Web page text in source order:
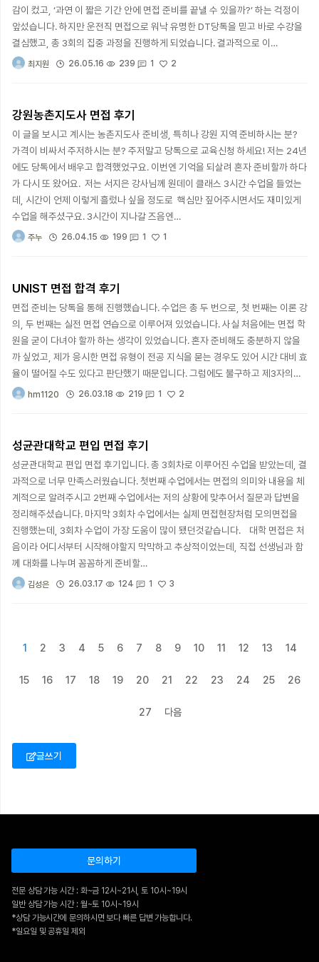
감이 컸고, ‘과연 이 짧은 기간 안에 면접 준비를 끝낼 수 있을까?’ 하는 걱정이
앞섰습니다. 하지만 운전직 면접으로 워낙 유명한 DT당톡을 믿고 바로 수강을
결심했고, 총 3회의 집중 과정을 진행하게 되었습니다. 결과적으로 이…
최지원 26.05.16 239 1 2
강원농촌지도사 면접 후기
이 글을 보시고 계시는 농촌지도사 준비생, 특히나 강원 지역 준비하시는 분?
가격이 비싸서 주저하시는 분? 주저말고 당톡으로 교육신청 하세요! 저는 24년
에도 당톡에서 배우고 합격했었구요. 이번엔 기억을 되살려 혼자 준비할까 하다
가 다시 또 왔어요. 저는 서지은 강사님께 원데이 클래스 3시간 수업을 들었는
데, 시간이 언제 이렇게 흘렀나 싶을 정도로 핵심만 짚어주시면서도 재미있게
수업을 해주셨구요. 3시간이 지나갈 즈음엔…
주누 26.04.15 199 1 1
UNIST 면접 합격 후기
면접 준비는 당톡을 통해 진행했습니다. 수업은 총 두 번으로, 첫 번째는 이론 강
의, 두 번째는 실전 면접 연습으로 이루어져 있었습니다. 사실 처음에는 면접 학
원을 굳이 다녀야 할까 하는 생각이 있었습니다. 혼자 준비해도 충분하지 않을
까 싶었고, 제가 응시한 면접 유형이 전공 지식을 묻는 경우도 있어 시간 대비 효
율이 떨어질 수도 있다고 판단했기 때문입니다. 그럼에도 불구하고 제3자의…
hm1120 26.03.18 219 1 2
성균관대학교 편입 면접 후기
성균관대학교 편입 면접 후기입니다. 총 3회차로 이루어진 수업을 받았는데, 결
과적으로 너무 만족스러웠습니다. 첫번째 수업에서는 면접의 의미와 내용을 체
계적으로 알려주시고 2번째 수업에서는 저의 상황에 맞추어서 질문과 답변을
정리해주셨습니다. 마지막 3회차 수업에서는 실제 면접현장처럼 모의면접을
진행했는데, 3회차 수업이 가장 도움이 많이 됐던것같습니다. 대학 면접은 처
음이라 어디서부터 시작해야할지 막막하고 추상적이었는데, 직접 선생님과 함
께 대화를 나누며 꼼꼼하게 준비할…
김성은 26.03.17 124 1 3
1 2 3 4 5 6 7 8 9 10 11 12 13 14
15 16 17 18 19 20 21 22 23 24 25 26
27 다음
글쓰기
문의하기
전문 상담 가능 시간 : 화~금 12시~21시, 토 10시~19시
일반 상담 가능 시간 : 월~토 10시~19시
*상담 가능시간에 문의하시면 보다 빠른 답변 가능합니다.
*일요일 및 공휴일 제외